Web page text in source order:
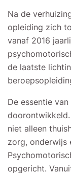
Na de
opleiding zich
vanaf 2016
de laatste
De essentie
niet alleen
zorg, onderwijs
opgericht.